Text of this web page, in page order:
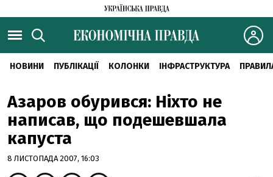
НОВИНИ ПУБЛІКАЦІЇ КОЛОНКИ ІНФРАСТРУКТУРА
Азаров обурився: Ніхто не
написав, що подешевшала
капуста
8 ЛИСТОПАДА 2007, 16:03